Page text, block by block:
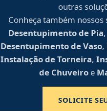
outras
Conheça também nossos
Desentupimento de Pia,
Desentupimento de Vaso,
Instalação de Torneira,
de Chuveiro e
SOLICITE